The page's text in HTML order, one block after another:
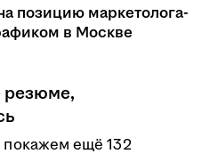
позицию маркетолога-
в Москве
резюме,
ещё 132